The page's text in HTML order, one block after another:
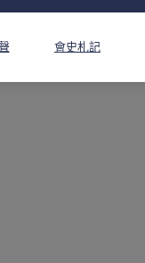
會史札記